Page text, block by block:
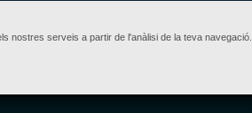
nostres serveis a partir de l'anàlisi de la teva